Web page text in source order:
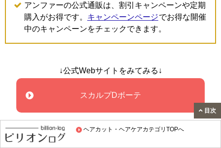
ヘアカット・ヘアケアカテゴリTOPへ
アンファーの公式通販は、割引キャンペーンや定期
購入がお得です。 キャンペーンページでお得な開催
中のキャンペーンをチェックできます。
↓公式Webサイトをみてみる↓
スカルプDボーテ
目次